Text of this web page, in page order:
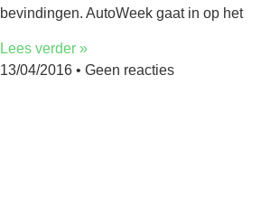
bevindingen. AutoWeek gaat in op het
Lees verder »
13/04/2016
Geen reacties